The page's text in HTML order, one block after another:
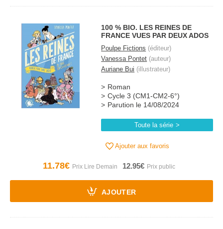
100 % BIO. LES REINES DE
FRANCE VUES PAR DEUX ADOS
Poulpe Fictions (éditeur)
Vanessa Pontet (auteur)
Auriane Bui (illustrateur)
Roman
Cycle 3 (CM1-CM2-6°)
Parution le 14/08/2024
Toute la série
Ajouter aux favoris
11.78€ 12.95€
AJOUTER